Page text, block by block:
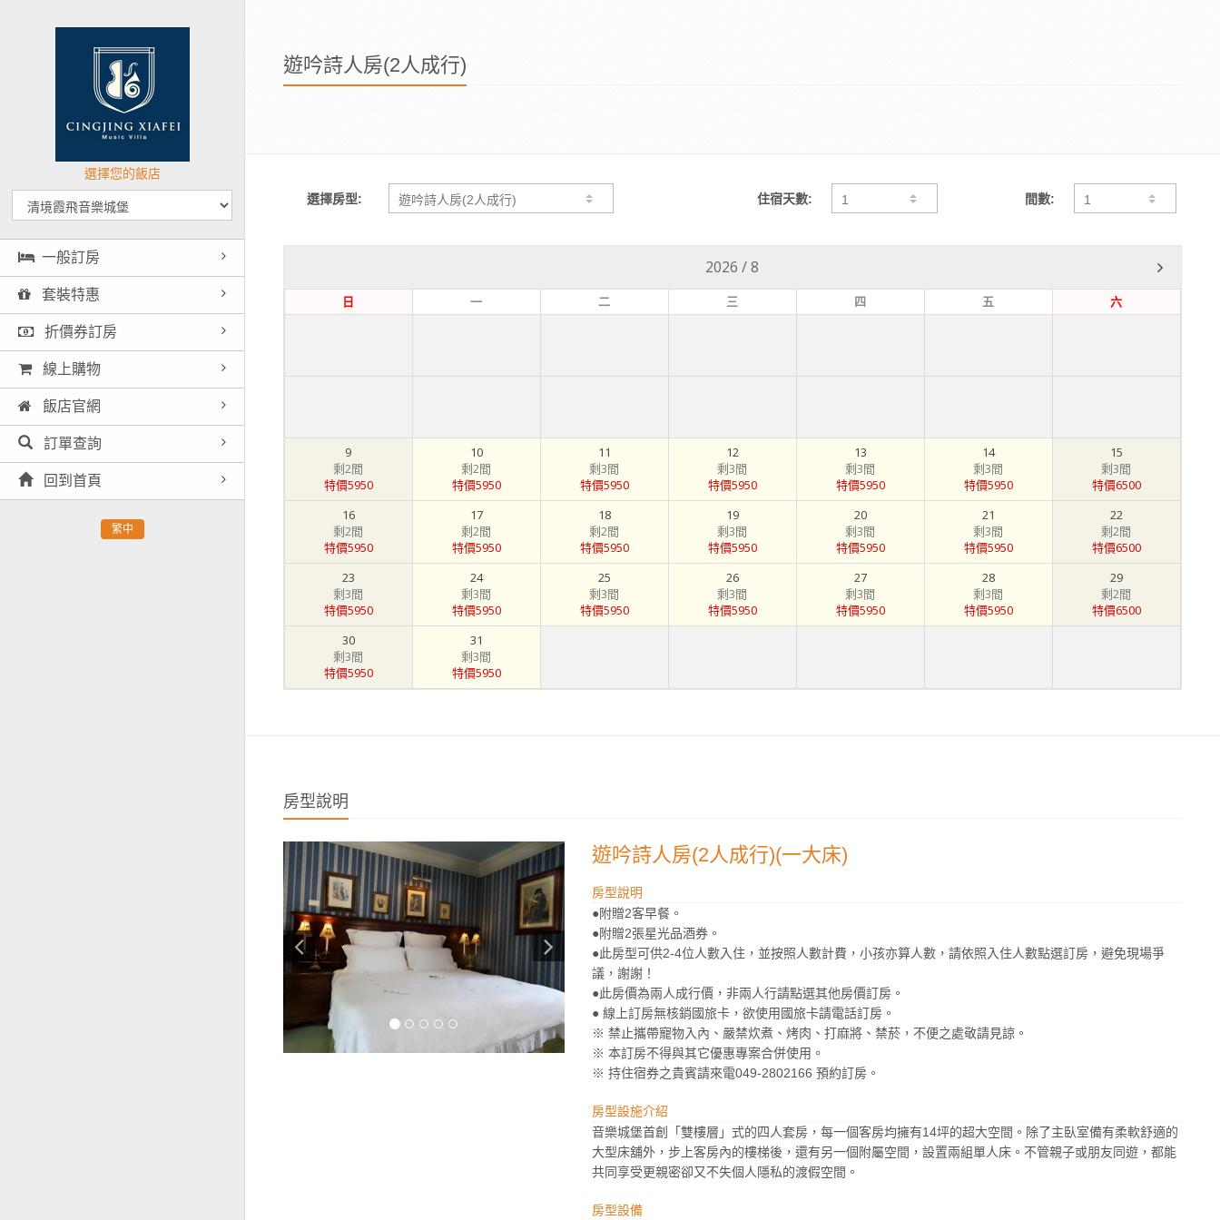
選擇您的飯店
一般訂房
套裝特惠
折價券訂房
線上購物
飯店官網
訂單查詢
回到首頁
繁中
遊吟詩人房(2人成行)
選擇房型: 住宿天數: 間數:
2026 /8
日 一 二 三 四 五 六
9
剩2間
特價5950
10
剩2間
特價5950
11
剩3間
特價5950
12
剩3間
特價5950
13
剩3間
特價5950
14
剩3間
特價5950
15
剩3間
特價6500
16
剩2間
特價5950
17
剩2間
特價5950
18
剩2間
特價5950
19
剩3間
特價5950
20
剩3間
特價5950
21
剩3間
特價5950
22
剩2間
特價6500
23
剩3間
特價5950
24
剩3間
特價5950
25
剩3間
特價5950
26
剩3間
特價5950
27
剩3間
特價5950
28
剩3間
特價5950
29
剩2間
特價6500
30
剩3間
特價5950
31
剩3間
特價5950
房型說明
遊吟詩人房(2人成行)(一大床)
房型說明
●附贈2客早餐。
●附贈2張星光品酒券。
●此房型可供2-4位人數入住，並按照人數計費，小孩亦算人數，請依照入住人數點選訂房，避免現場爭
議，謝謝！
●此房價為兩人成行價，非兩人行請點選其他房價訂房。
● 線上訂房無核銷國旅卡，欲使用國旅卡請電話訂房。
※ 禁止攜帶寵物入內、嚴禁炊煮、烤肉、打麻將、禁菸，不便之處敬請見諒。
※ 本訂房不得與其它優惠專案合併使用。
※ 持住宿券之貴賓請來電049-2802166 預約訂房。
房型設施介紹
音樂城堡首創「雙樓層」式的四人套房，每一個客房均擁有14坪的超大空間。除了主臥室備有柔軟舒適的
大型床舖外，步上客房內的樓梯後，還有另一個附屬空間，設置兩組單人床。不管親子或朋友同遊，都能
共同享受更親密卻又不失個人隱私的渡假空間。
房型設備